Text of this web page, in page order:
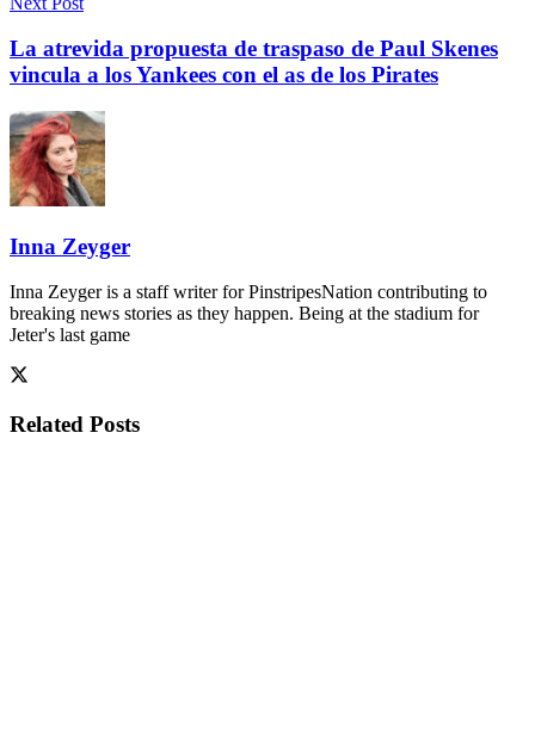
La atrevida propuesta de traspaso de Paul Skenes
vincula a los Yankees con el as de los Pirates
Inna Zeyger
Inna Zeyger is a staff writer for PinstripesNation contributing to
breaking news stories as they happen. Being at the stadium for
Jeter's last game
Related Posts